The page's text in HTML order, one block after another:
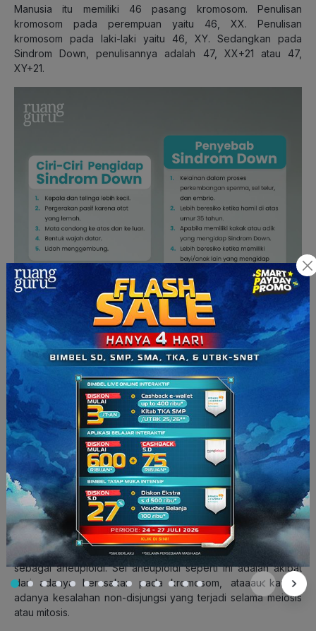
Manusia itu memiliki 46 pasang kromosom. Penulisan
kromosom pada perempuan yaitu 46, XX. Penulisan
kromosom pada laki-laki yaitu 46, XY. Sedangkan pada
Sindrom Down, penulisannya adalah 47, XX+21 atau 47,
XY+21.
Untuk kasus pengidap sindrom down, mereka kan mengalami
abnormal kromosom, nah abnormal kromosom ini disebut juga
sebagai aneuploidi. Sel aneuploidi seperti ini adalah akibat
dari adanya kerusakan pada kromosom, ataaau karena
adanya kesalahan non-disjungsi yang terjadi selama meiosis
atau mitosis.